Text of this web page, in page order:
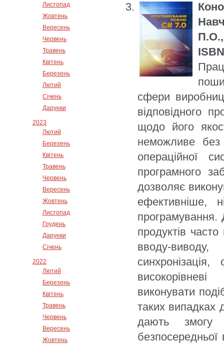
Листопад
Жовтень
Вересень
Червень
Травень
Квітень
Березень
Лютий
Січень
Дарунки
2023
Лютий
Березень
Квітень
Травень
Червень
Вересень
Жовтень
Листопад
Грудень
Дарунки
Січень
2022
Лютий
Березень
Квітень
Травень
Червень
Вересень
Жовтень
П.О.,
сфери
відповідного
щодо його
неможливе без
операційної
програмного
дозволяє
ефективніше,
програмування.
продуктів
вводу-
виконувати
таких випадках
дають змогу